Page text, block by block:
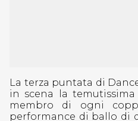
La terza puntata di
in scena la
membro di ogni
performance di ballo di